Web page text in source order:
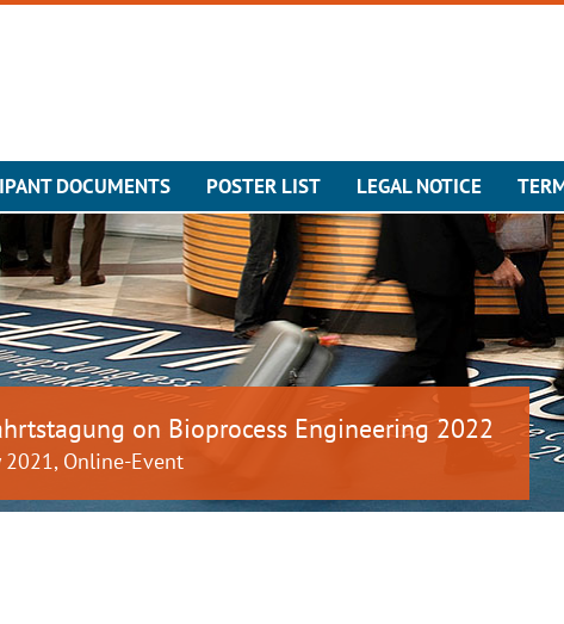
DOCUMENTS POSTER LIST LEGAL NOTICE
on Bioprocess Engineering 2022
2021, Online-Event